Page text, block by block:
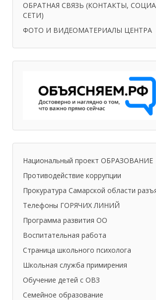
ОБРАТНАЯ СВЯЗЬ (КОНТАКТЫ,
СЕТИ)
ФОТО И ВИДЕОМАТЕРИАЛЫ ЦЕНТРА
Национальный проект ОБРАЗОВАНИЕ
Противодействие коррупции
Прокуратура Самарской области
Телефоны ГОРЯЧИХ ЛИНИЙ
Программа развития ОО
Воспитательная работа
Страница школьного психолога
Школьная служба примирения
Обучение детей с ОВЗ
Семейное образование